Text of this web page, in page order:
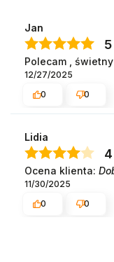
Jan
5
Polecam ,
12/27/2025
0
0
Lidia
4
Ocena klienta:
11/30/2025
0
0